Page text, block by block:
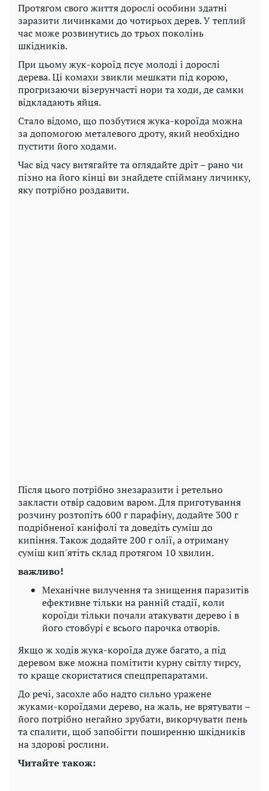
Протягом свого життя дорослі особини здатні
заразити личинками до чотирьох дерев. У теплий
час може розвинутись до трьох поколінь
шкідників.
При цьому жук-короїд псує молоді і дорослі
дерева. Ці комахи звикли мешкати під корою,
прогризаючи візерунчасті нори та ходи, де самки
відкладають яйця.
Стало відомо, що позбутися жука-короїда можна
за допомогою металевого дроту, який необхідно
пустити його ходами.
Час від часу витягайте та оглядайте дріт – рано чи
пізно на його кінці ви знайдете спійману личинку,
яку потрібно роздавити.
Після цього потрібно знезаразити і ретельно
закласти отвір садовим варом. Для приготування
розчину розтопіть 600 г парафіну, додайте 300 г
подрібненої каніфолі та доведіть суміш до
кипіння. Також додайте 200 г олії, а отриману
суміш кип'ятіть склад протягом 10 хвилин.
важливо!
Механічне вилучення та знищення паразитів
ефективне тільки на ранній стадії, коли
короїди тільки почали атакувати дерево і в
його стовбурі є всього парочка отворів.
Якщо ж ходів жука-короїда дуже багато, а під
деревом вже можна помітити курну світлу тирсу,
то краще скористатися спецпрепаратами.
До речі, засохле або надто сильно уражене
жуками-короїдами дерево, на жаль, не врятувати –
його потрібно негайно зрубати, викорчувати пень
та спалити, щоб запобігти поширенню шкідників
на здорові рослини.
Читайте також: